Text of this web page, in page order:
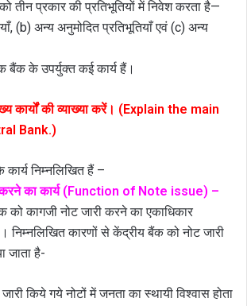
तीन प्रकार की प्रतिभूतियों में निवेश करता है—
(b) अन्य अनुमोदित प्रतिभूतियाँ एवं (c) अन्य
बैंक के उपर्युक्त कई कार्य हैं।
कार्यों की व्याख्या करें। (Explain the main
Bank.)
निम्नलिखित हैं –
करने का कार्य (Function of Note issue) –
को कागजी नोट जारी करने का एकाधिकार
निम्नलिखित कारणों से केंद्रीय बैंक को नोट जारी
जाता है-
जारी किये गये नोटों में जनता का स्थायी विश्वास होता